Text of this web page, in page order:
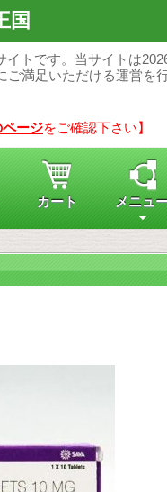
国
イトです。当サイトは
ご満足いただける運営を
ージをご確認下さい】
カート メニュ